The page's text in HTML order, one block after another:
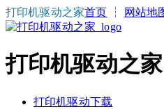
打印机驱动之家首页 ┆ 网站地
打印机驱动之家
打印机驱动下载